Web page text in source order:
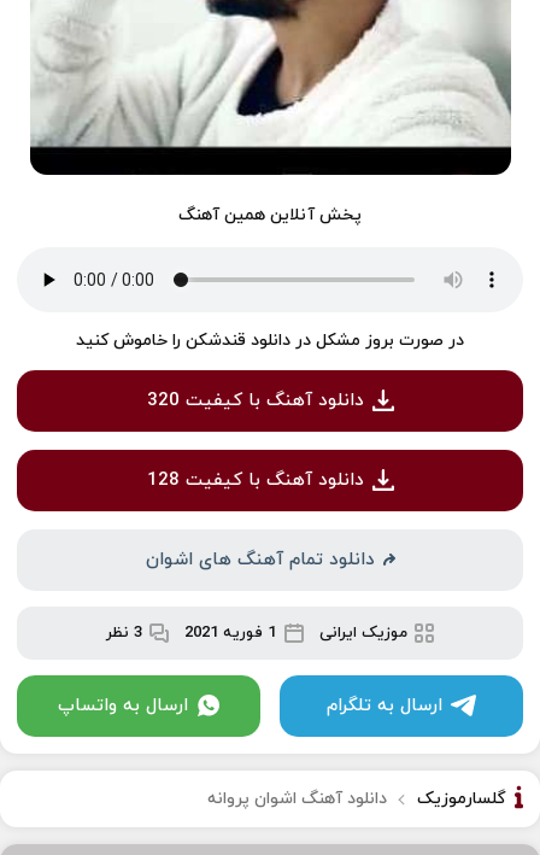
پخش آنلاین همین آهنگ
در صورت بروز مشکل در دانلود قندشکن را خاموش کنید
دانلود آهنگ با کیفیت 320
دانلود آهنگ با کیفیت 128
دانلود تمام آهنگ های اشوان
موزیک ایرانی 1 فوریه 2021 3 نظر
ارسال به تلگرام ارسال به واتساپ
گلسارموزیک دانلود آهنگ اشوان پروانه